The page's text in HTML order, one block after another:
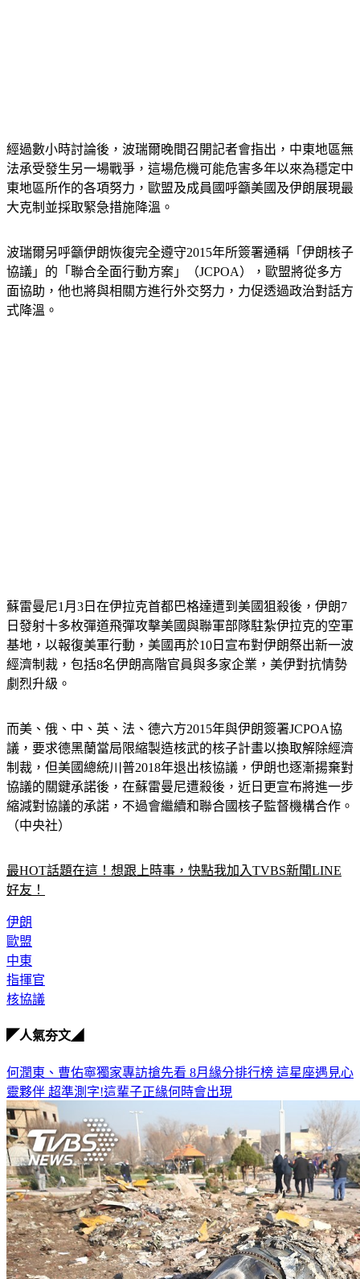
經過數小時討論後，波瑞爾晚間召開記者會指出，中東地區無
法承受發生另一場戰爭，這場危機可能危害多年以來為穩定中
東地區所作的各項努力，歐盟及成員國呼籲美國及伊朗展現最
大克制並採取緊急措施降溫。
波瑞爾另呼籲伊朗恢復完全遵守2015年所簽署通稱「伊朗核子
協議」的「聯合全面行動方案」（JCPOA），歐盟將從多方
面協助，他也將與相關方進行外交努力，力促透過政治對話方
式降溫。
蘇雷曼尼1月3日在伊拉克首都巴格達遭到美國狙殺後，伊朗7
日發射十多枚彈道飛彈攻擊美國與聯軍部隊駐紮伊拉克的空軍
基地，以報復美軍行動，美國再於10日宣布對伊朗祭出新一波
經濟制裁，包括8名伊朗高階官員與多家企業，美伊對抗情勢
劇烈升級。
而美、俄、中、英、法、德六方2015年與伊朗簽署JCPOA協
議，要求德黑蘭當局限縮製造核武的核子計畫以換取解除經濟
制裁，但美國總統川普2018年退出核協議，伊朗也逐漸揚棄對
協議的關鍵承諾後，在蘇雷曼尼遭殺後，近日更宣布將進一步
縮減對協議的承諾，不過會繼續和聯合國核子監督機構合作。
（中央社）
最HOT話題在這！想跟上時事，快點我加入TVBS新聞LINE
好友！
伊朗
歐盟
中東
指揮官
核協議
◤人氣夯文◢
何潤東、曹佑寧獨家專訪搶先看 8月緣分排行榜 這星座遇見心
靈夥伴 超準測字!這輩子正緣何時會出現